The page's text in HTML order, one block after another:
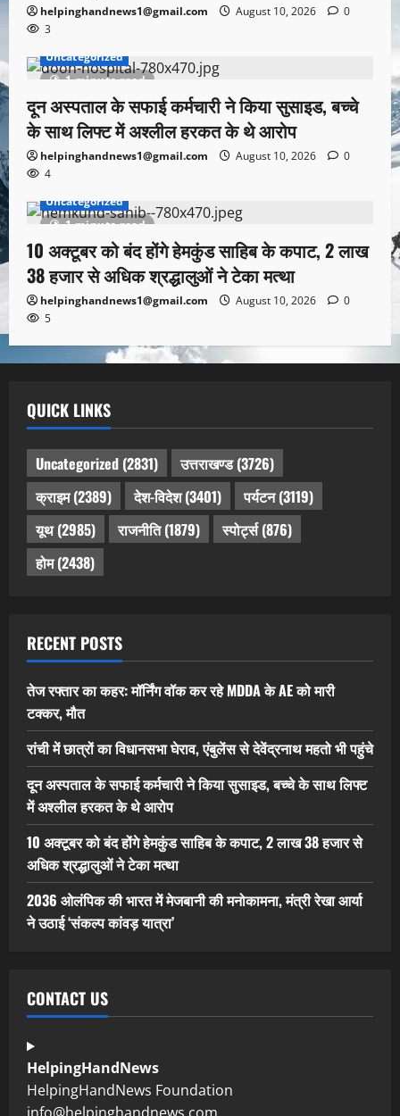
helpinghandnews1@gmail.com August 10, 2026
0
3
1 minute read
Uncategorized
दून अस्पताल के सफाई कर्मचारी ने किया सुसाइड, बच्चे
के साथ लिफ्ट में अश्लील हरकत के थे आरोप
helpinghandnews1@gmail.com August 10, 2026
0
4
1 minute read
Uncategorized
10 अक्टूबर को बंद होंगे हेमकुंड साहिब के कपाट, 2 लाख
38 हजार से अधिक श्रद्धालुओं ने टेका मत्था
helpinghandnews1@gmail.com August 10, 2026
0
5
QUICK LINKS
Uncategorized (2831) उत्तराखण्ड(3726)
क्राइम(2389) देश-विदेश(3401) पर्यटन(3119)
यूथ(2985) राजनीति(1879) स्पोर्ट्स(876)
होम(2438)
RECENT POSTS
तेज रफ्तार का कहर: मॉर्निंग वॉक कर रहे MDDA के AE को मारी
टक्कर, मौत
रांची में छात्रों का विधानसभा घेराव, एंबुलेंस से देवेंद्रनाथ महतो भी पहुंचे
दून अस्पताल के सफाई कर्मचारी ने किया सुसाइड, बच्चे के साथ लिफ्ट
में अश्लील हरकत के थे आरोप
10 अक्टूबर को बंद होंगे हेमकुंड साहिब के कपाट, 2 लाख 38 हजार से
अधिक श्रद्धालुओं ने टेका मत्था
2036 ओलंपिक की भारत में मेजबानी की मनोकामना, मंत्री रेखा आर्या
ने उठाई ‘संकल्प कांवड़ यात्रा’
CONTACT US
HelpingHandNews
HelpingHandNews Foundation